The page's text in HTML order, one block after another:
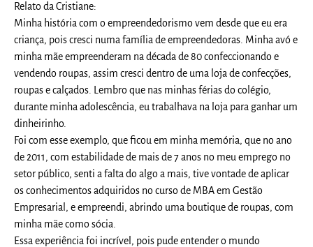
Relato da Cristiane:
Minha história com o empreendedorismo vem desde que eu era
criança, pois cresci numa família de empreendedoras. Minha avó e
minha mãe empreenderam na década de 80 confeccionando e
vendendo roupas, assim cresci dentro de uma loja de confecções,
roupas e calçados. Lembro que nas minhas férias do colégio,
durante minha adolescência, eu trabalhava na loja para ganhar um
dinheirinho.
Foi com esse exemplo, que ficou em minha memória, que no ano
de 2011, com estabilidade de mais de 7 anos no meu emprego no
setor público, senti a falta do algo a mais, tive vontade de aplicar
os conhecimentos adquiridos no curso de MBA em Gestão
Empresarial, e empreendi, abrindo uma boutique de roupas, com
minha mãe como sócia.
Essa experiência foi incrível, pois pude entender o mundo